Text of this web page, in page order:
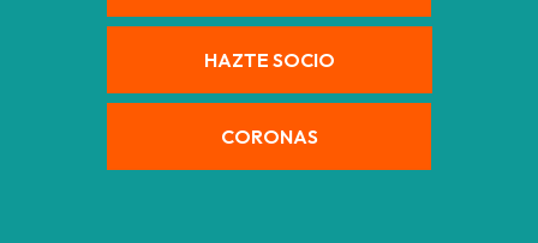
HAZTE SOCIO
CORONAS